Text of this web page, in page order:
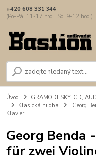
+420 608 331 344
(Po-Pá, 11-17 hod.; So, 9-12 hod.)
Úvod GRAMODESKY, CD,
Klasická hudba
Georg
Klavier
Georg Benda
für zwei